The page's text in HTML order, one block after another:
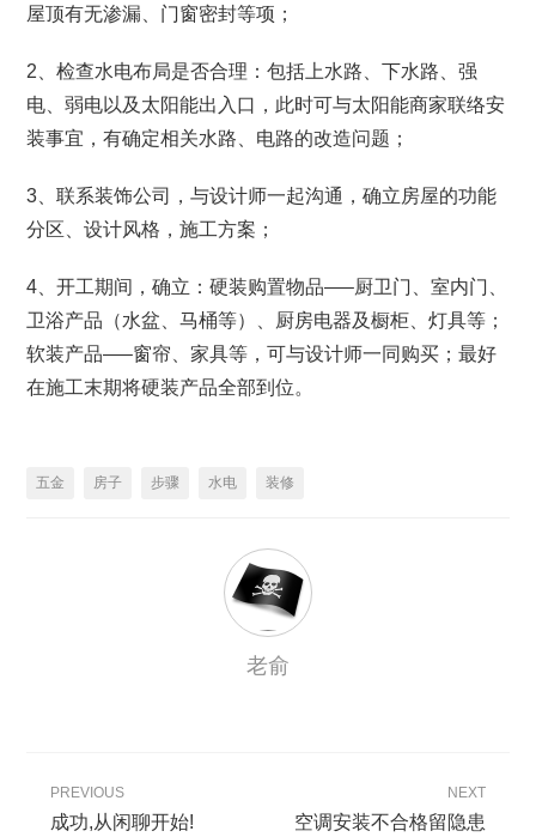
屋顶有无渗漏、门窗密封等项；
2、检查水电布局是否合理：包括上水路、下水路、强
电、弱电以及太阳能出入口，此时可与太阳能商家联络安
装事宜，有确定相关水路、电路的改造问题；
3、联系装饰公司，与设计师一起沟通，确立房屋的功能
分区、设计风格，施工方案；
4、开工期间，确立：硬装购置物品—–厨卫门、室内门、
卫浴产品（水盆、马桶等）、厨房电器及橱柜、灯具等；
软装产品—–窗帘、家具等，可与设计师一同购买；最好
在施工末期将硬装产品全部到位。
五金 房子 步骤 水电 装修
老俞
PREVIOUS
成功,从闲聊开始!
NEXT
空调安装不合格留隐患